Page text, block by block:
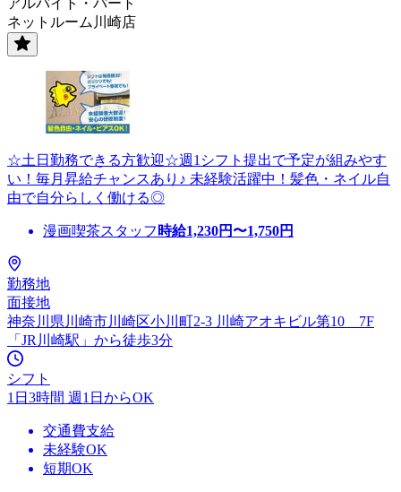
ネットルーム川崎店
☆土日勤務できる方歓迎☆週1シフト提出で予定が組みやす
い！毎月昇給チャンスあり♪ 未経験活躍中！髪色・ネイル自
由で自分らしく働ける◎
漫画喫茶スタッフ 時給1,230円〜1,750円
勤務地
面接地
神奈川県川崎市川崎区小川町2-3 川崎アオキビル第10 7F
「JR川崎駅」から徒歩3分
シフト
1日3時間 週1日からOK
交通費支給
未経験OK
短期OK